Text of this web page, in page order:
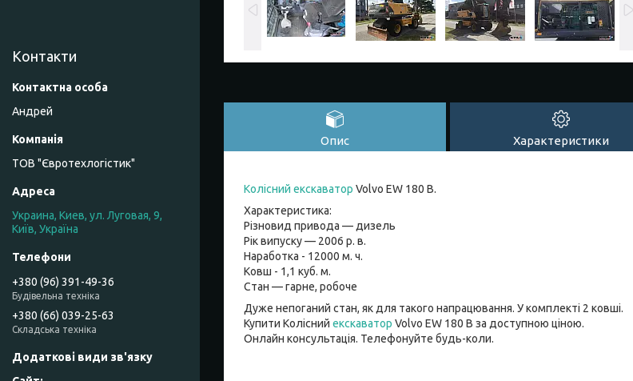
Опис Характеристики
Колісний екскаватор Volvo EW 180 B.
Характеристика:
Різновид привода — дизель
Рік випуску — 2006 р. в.
Наработка - 12000 м. ч.
Ковш - 1,1 куб. м.
Стан — гарне, робоче
Дуже непоганий стан, як для такого напрацювання. У комплекті 2 ковші.
Купити Колісний екскаватор Volvo EW 180 B за доступною ціною.
Онлайн консультація. Телефонуйте будь-коли.
Контакти
Андрей
ТОВ "Євротехлогістик"
Украина, Киев, ул. Луговая, 9,
Київ, Україна
+380 (96) 391-49-36
Будівельна техніка
+380 (66) 039-25-63
Складська техніка